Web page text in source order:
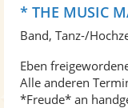
* THE MUSIC
Band, Tanz-/
Eben
Alle anderen
*Freude* an